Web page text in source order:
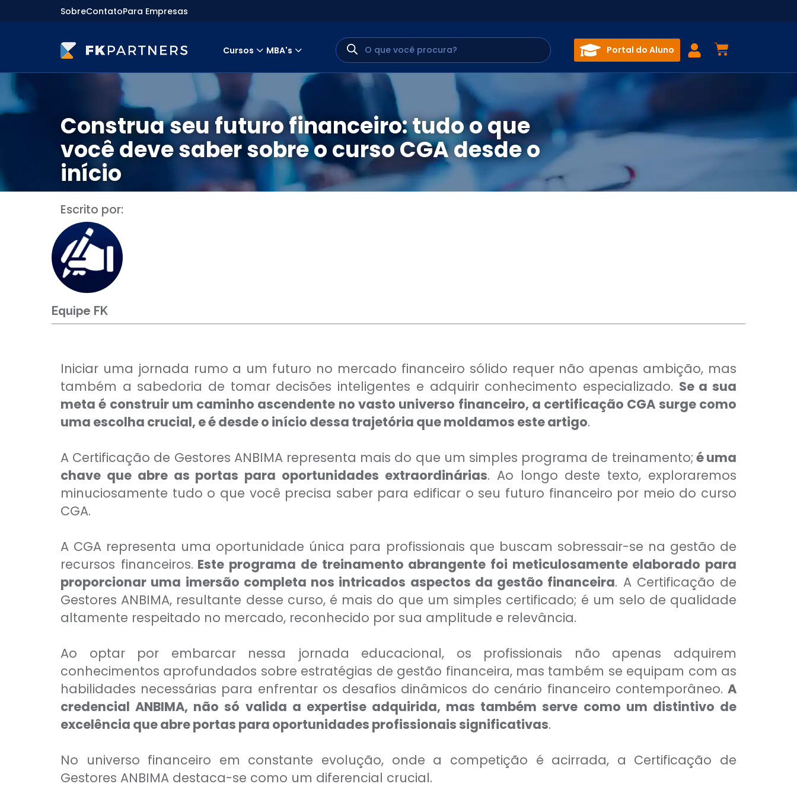
SobreContatoPara Empresas
Cursos MBA's Portal do Aluno
Preparatórios Nacionais
Internacionais
Finanças & Edu. Continuada
Para empresas
MINHA CONTA
Modelagem Financeira Aplicada
Curso Avan. de Análise de Crédito
M&A – Fusões e Aquisições
Ver todos (+50 cursos)
Construa seu futuro financeiro: tudo o que
você deve saber sobre o curso CGA desde o
início
Escrito por:
Equipe FK
Iniciar uma jornada rumo a um futuro no mercado financeiro sólido requer não apenas ambição, mas
também a sabedoria de tomar decisões inteligentes e adquirir conhecimento especializado. Se a sua
meta é construir um caminho ascendente no vasto universo financeiro, a certificação CGA surge como
uma escolha crucial, e é desde o início dessa trajetória que moldamos este artigo.
A Certificação de Gestores ANBIMA representa mais do que um simples programa de treinamento; é uma
chave que abre as portas para oportunidades extraordinárias. Ao longo deste texto, exploraremos
minuciosamente tudo o que você precisa saber para edificar o seu futuro financeiro por meio do curso
CGA.
A CGA representa uma oportunidade única para profissionais que buscam sobressair-se na gestão de
recursos financeiros. Este programa de treinamento abrangente foi meticulosamente elaborado para
proporcionar uma imersão completa nos intricados aspectos da gestão financeira. A Certificação de
Gestores ANBIMA, resultante desse curso, é mais do que um simples certificado; é um selo de qualidade
altamente respeitado no mercado, reconhecido por sua amplitude e relevância.
Ao optar por embarcar nessa jornada educacional, os profissionais não apenas adquirem
conhecimentos aprofundados sobre estratégias de gestão financeira, mas também se equipam com as
habilidades necessárias para enfrentar os desafios dinâmicos do cenário financeiro contemporâneo. A
credencial ANBIMA, não só valida a expertise adquirida, mas também serve como um distintivo de
excelência que abre portas para oportunidades profissionais significativas.
No universo financeiro em constante evolução, onde a competição é acirrada, a Certificação de
Gestores ANBIMA destaca-se como um diferencial crucial.